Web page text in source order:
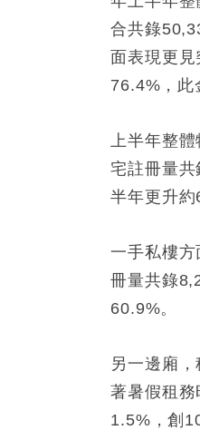
合共錄
面表現更
76.4%，此
上半年整
宅註冊量
半年更升約
一手私樓
冊量共錄
60.9%。
另一邊廂
著暑假租
1.5%，創